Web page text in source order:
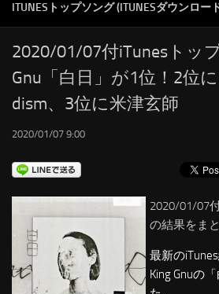
RSS
LINKS
ITUNESトップソング (ITUNESダウンロー
2020/01/07付iTunesトッ
Gnu「白日」が1位！2位
dism、3位に米津玄師
2020/01/07 9:00
2020/01/07
の結果をま
最新の
King Gnuの